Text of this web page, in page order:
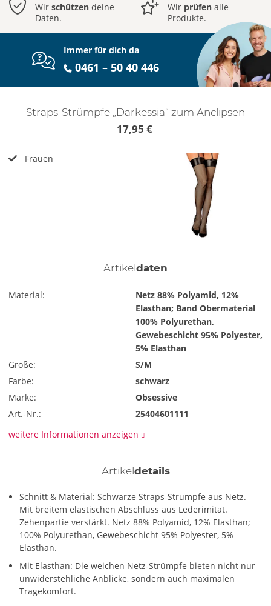
Wir schützen deine
Daten.
Wir prüfen alle
Produkte.
Immer für dich da
0461 – 50 40 446
Straps-Strümpfe „Darkessia“ zum Anclipsen
17,95 €
Frauen
Artikeldaten
Material:
Netz 88% Polyamid, 12%
Elasthan; Band Obermaterial
100% Polyurethan,
Gewebeschicht 95% Polyester,
5% Elasthan
Größe:
S/M
Farbe:
schwarz
Marke:
Obsessive
Art.-Nr.:
25404601111
weitere Informationen anzeigen
Artikeldetails
Schnitt & Material: Schwarze Straps-Strümpfe aus Netz.
Mit breitem elastischen Abschluss aus Lederimitat.
Zehenpartie verstärkt. Netz 88% Polyamid, 12% Elasthan;
100% Polyurethan, Gewebeschicht 95% Polyester, 5%
Elasthan.
Mit Elasthan: Die weichen Netz-Strümpfe bieten nicht nur
unwiderstehliche Anblicke, sondern auch maximalen
Tragekomfort.